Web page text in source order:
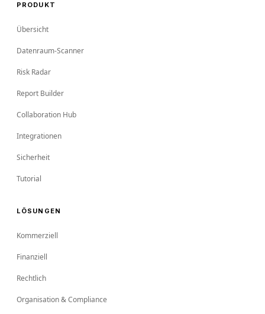
PRODUKT
Übersicht
Datenraum-Scanner
Risk Radar
Report Builder
Collaboration Hub
Integrationen
Sicherheit
Tutorial
LÖSUNGEN
Kommerziell
Finanziell
Rechtlich
Organisation & Compliance